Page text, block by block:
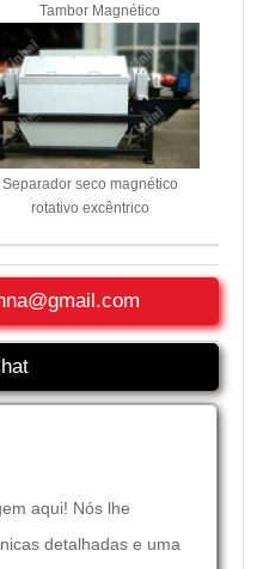
Tambor Magnético
Separador seco magnético
rotativo excêntrico
aqui! Nós lhe
detalhadas e uma